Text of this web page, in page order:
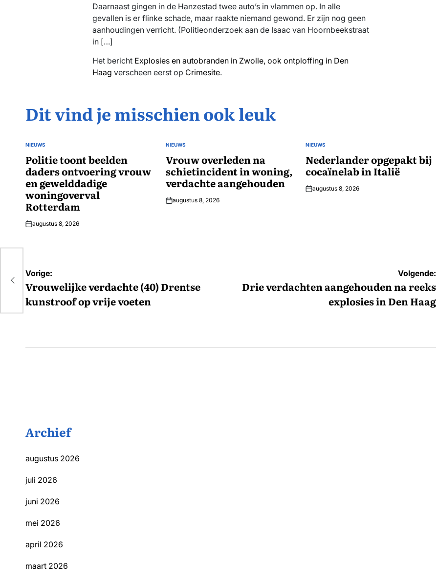
Daarnaast gingen in de Hanzestad twee auto’s in vlammen op. In alle
gevallen is er flinke schade, maar raakte niemand gewond. Er zijn nog geen
aanhoudingen verricht. (Politieonderzoek aan de Isaac van Hoornbeekstraat
in […]
Het bericht Explosies en autobranden in Zwolle, ook ontploffing in Den
Haag verscheen eerst op Crimesite.
Dit vind je misschien ook leuk
GEPLAATST
NIEUWS
Politie toont beelden
daders ontvoering vrouw
en gewelddadige
woningoverval
Rotterdam
augustus 8, 2026
GEPLAATST
NIEUWS
Vrouw overleden na
schietincident in woning,
verdachte aangehouden
augustus 8, 2026
GEPLAATST
NIEUWS
Nederlander opgepakt bij
cocaïnelab in Italië
augustus 8, 2026
Bericht
navigatie
Vorige:
Vrouwelijke verdachte (40) Drentse
kunstroof op vrije voeten
Volgende:
Drie verdachten aangehouden na reeks
explosies in Den Haag
Archief
augustus 2026
juli 2026
juni 2026
mei 2026
april 2026
maart 2026